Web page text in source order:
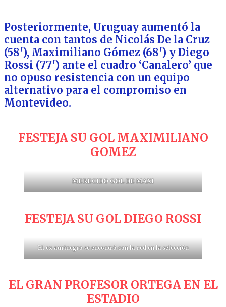
Posteriormente, Uruguay aumentó la
cuenta con tantos de Nicolás De la Cruz
(58′), Maximiliano Gómez (68′) y Diego
Rossi (77′) ante el cuadro ‘Canalero’ que
no opuso resistencia con un equipo
alternativo para el compromiso en
Montevideo.
FESTEJA SU GOL MAXIMILIANO
GOMEZ
MERECIDO GOL DE MAXI
FESTEJA SU GOL DIEGO ROSSI
El ex aurinegro se encontró con la red en la selección
EL GRAN PROFESOR ORTEGA EN EL
ESTADIO